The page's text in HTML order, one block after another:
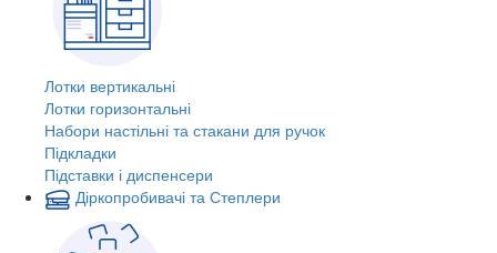
Лотки вертикальні
Лотки горизонтальні
Набори настільні та стакани для ручок
Підкладки
Підставки і диспенсери
Діркопробивачі та Степлери